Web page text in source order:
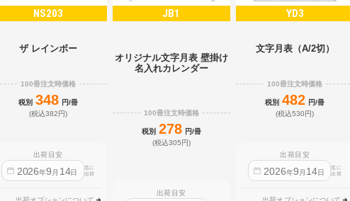
NS203
ザ レインボー
100冊注文時価格
税別 348 円/冊
(税込382円)
出荷目安
2026年9 月 14日
迄に
出荷
JB1
オリジナル文字月表 壁掛け
名入れカレンダー
100冊注文時価格
税別 278 円/冊
(税込305円)
出荷目安
YD3
文字月表（A/2切）
100冊注文時価格
税別 482 円/冊
(税込530円)
出荷目安
2026年9 月 14日
迄に
出荷